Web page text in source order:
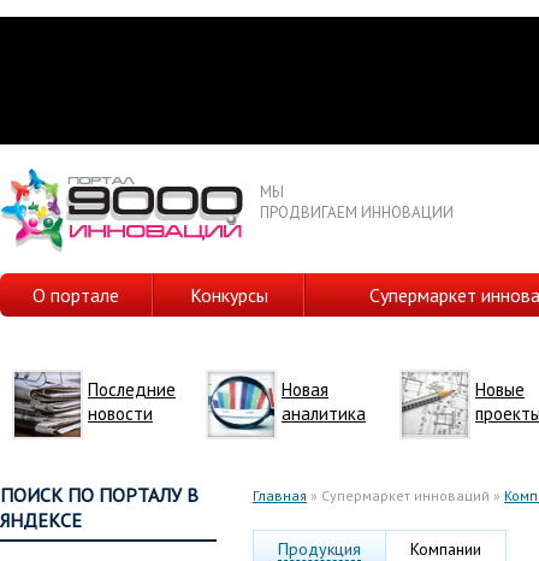
МЫ
ПРОДВИГАЕМ ИННОВАЦИИ
О портале Конкурсы Супермаркет
Последние
новости
Новая
аналитика
Новые
Вы здесь
Главная » Супермаркет инноваций »
Продукция Компании
ПОИСК ПО ПОРТАЛУ В
ЯНДЕКСЕ